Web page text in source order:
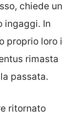
chiede un
ingaggi. In
proprio loro i
rimasta
passata.
ritornato